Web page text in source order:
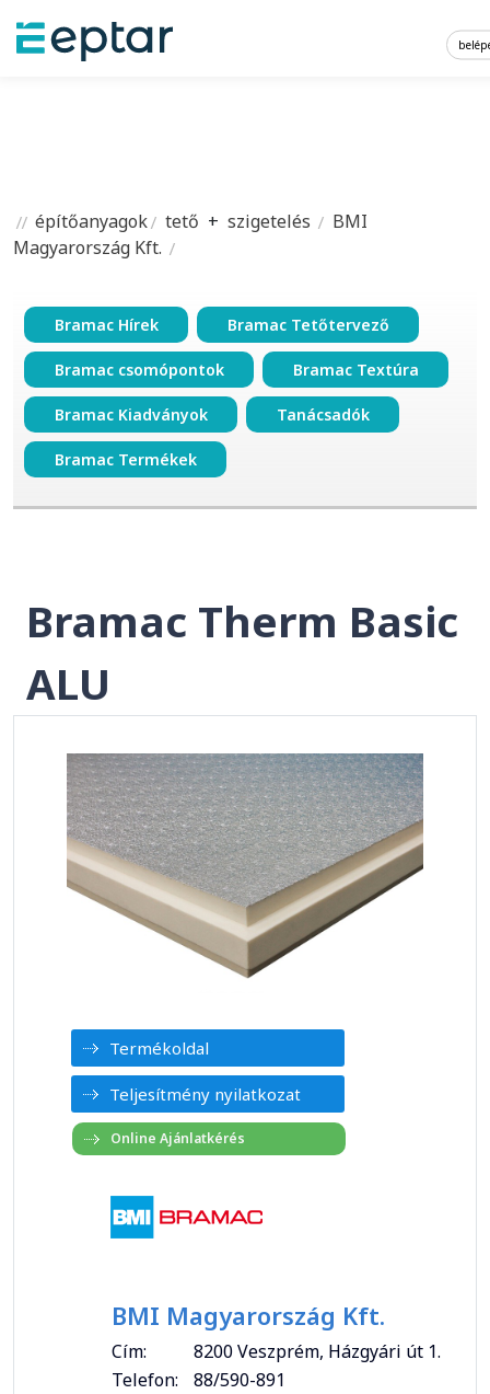
építőanyagok tető + szigetelés
BMI
Magyarország Kft.
Bramac Hírek Bramac Tetőtervező
Bramac csomópontok Bramac Textúra
Bramac Kiadványok Tanácsadók
Bramac Termékek
Bramac Therm Basic
ALU
Termékoldal
Teljesítmény nyilatkozat
BMI Magyarország Kft.
Cím:
8200 Veszprém, Házgyári út 1.
Telefon:
88/590-891